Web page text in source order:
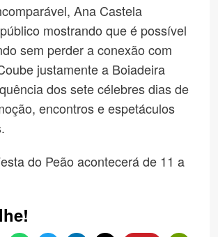
Ana Castela
mostrando que é possível
sem perder a conexão com
justamente a Boiadeira
dos sete célebres dias de
encontros e espetáculos
do Peão acontecerá de 11 a